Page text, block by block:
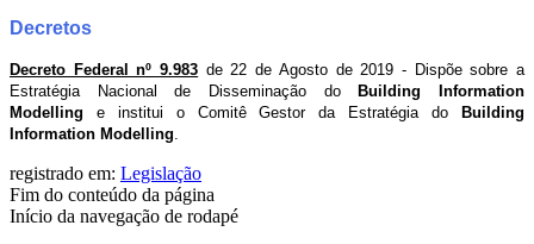
Decretos
Decreto Federal nº 9.983 de 22 de Agosto de 2019 - Dispõe sobre a
Estratégia Nacional de Disseminação do
Building Information
Modelling e institui o Comitê Gestor da Estratégia do
Building
Information Modelling.
registrado em: Legislação
Fim do conteúdo da página
Início da navegação de rodapé